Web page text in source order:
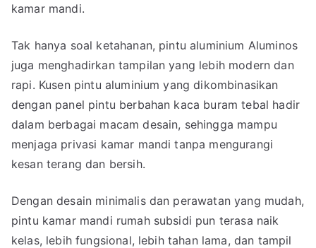
kamar mandi.
Tak hanya soal ketahanan, pintu aluminium Aluminos
juga menghadirkan tampilan yang lebih modern dan
rapi. Kusen pintu aluminium yang dikombinasikan
dengan panel pintu berbahan kaca buram tebal hadir
dalam berbagai macam desain, sehingga mampu
menjaga privasi kamar mandi tanpa mengurangi
kesan terang dan bersih.
Dengan desain minimalis dan perawatan yang mudah,
pintu kamar mandi rumah subsidi pun terasa naik
kelas, lebih fungsional, lebih tahan lama, dan tampil